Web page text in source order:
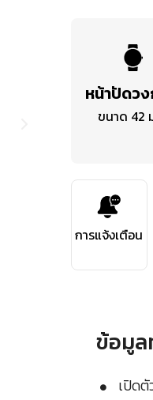
หน้าปัดว
ขนาด 42
การแจ้งเตือน
ข้อมูล
เปิด